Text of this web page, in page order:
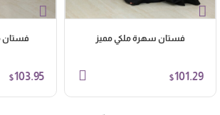
فستان سهرة ملكي مميز
$101.29
فستان
$103.95